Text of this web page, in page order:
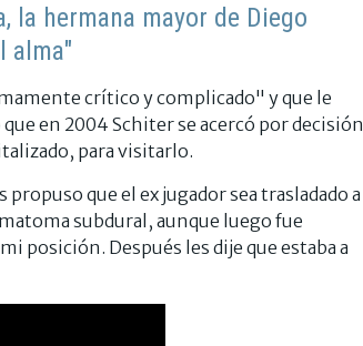
la hermana mayor de Diego
alma"
crítico y complicado" y que le
en 2004 Schiter se acercó por decisión
para visitarlo.
que el ex jugador sea trasladado a
subdural, aunque luego fue
posición. Después les dije que estaba a